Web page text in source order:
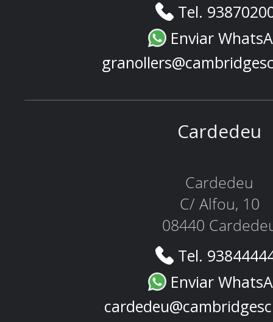
Tel.
Enviar
Cardedeu
Cardedeu
C/ Alfou, 10
08440
Tel.
Enviar